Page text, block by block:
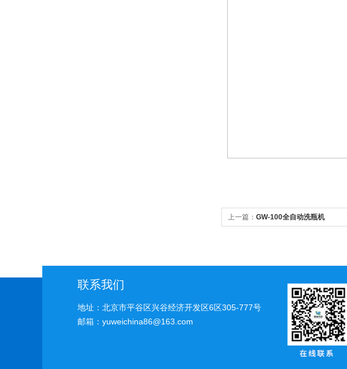
上一篇： GW-100全自动洗瓶机
联系我们
地址：北京市平谷区兴谷经济开发区6区305-777号
邮箱：yuweichina86@163.com